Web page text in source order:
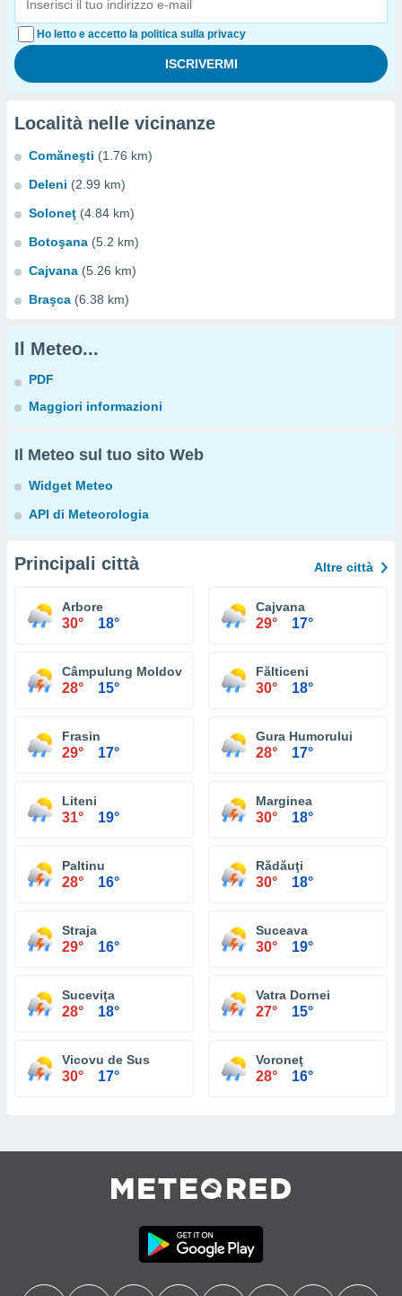
Ho letto e accetto la politica sulla privacy
Località nelle vicinanze
Comăneşti (1.76 km)
Deleni (2.99 km)
Soloneţ (4.84 km)
Botoşana (5.2 km)
Cajvana (5.26 km)
Braşca (6.38 km)
Il Meteo...
PDF
Maggiori informazioni
Il Meteo sul tuo sito Web
Widget Meteo
API di Meteorologia
Principali città Altre città
Arbore
30° 18°
Cajvana
29° 17°
Câmpulung Moldovenesc
28° 15°
Fălticeni
30° 18°
Frasin
29° 17°
Gura Humorului
28° 17°
Liteni
31° 19°
Marginea
30° 18°
Paltinu
28° 16°
Rădăuţi
30° 18°
Straja
29° 16°
Suceava
30° 19°
Suceviţa
28° 18°
Vatra Dornei
27° 15°
Vicovu de Sus
30° 17°
Voroneţ
28° 16°